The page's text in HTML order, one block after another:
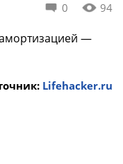
0 94
—
Lifehacker.ru